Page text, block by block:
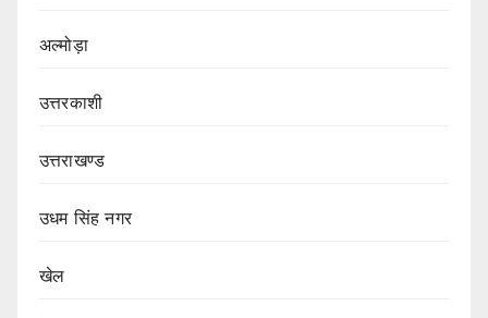
अल्मोड़ा
उत्तरकाशी
उत्तराखण्ड
उधम सिंह नगर
खेल